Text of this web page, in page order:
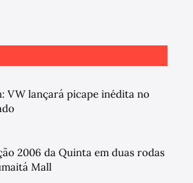
VW lançará picape inédita no
2006 da Quinta em duas rodas
Mall